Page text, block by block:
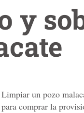
y
un pozo
comprar la